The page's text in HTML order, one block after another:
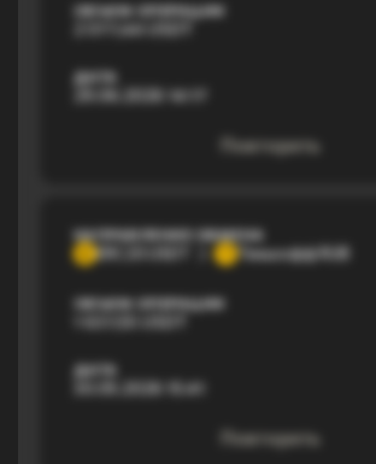
ОБЪЕМ ОПЕРАЦИИ
2 077,44 USDT
ДАТА
29.06.2026 14:17
Повторить
НАПРАВЛЕНИЕ ОБМЕНА
ERC20 USDT Тинькофф RUB
ОБЪЕМ ОПЕРАЦИИ
ДАТА
30.05.2026 15:41
Повторить